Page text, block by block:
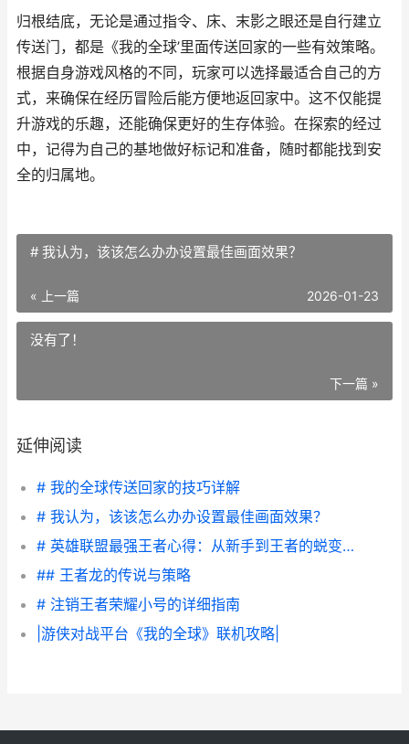
归根结底，无论是通过指令、床、末影之眼还是自行建立
传送门，都是《我的全球’里面传送回家的一些有效策略。
根据自身游戏风格的不同，玩家可以选择最适合自己的方
式，来确保在经历冒险后能方便地返回家中。这不仅能提
升游戏的乐趣，还能确保更好的生存体验。在探索的经过
中，记得为自己的基地做好标记和准备，随时都能找到安
全的归属地。
# 我认为，该该怎么办办设置最佳画面效果？
« 上一篇 2026-01-23
没有了！
下一篇 »
延伸阅读
# 我的全球传送回家的技巧详解
# 我认为，该该怎么办办设置最佳画面效果？
# 英雄联盟最强王者心得：从新手到王者的蜕变之路
## 王者龙的传说与策略
# 注销王者荣耀小号的详细指南
|游侠对战平台《我的全球》联机攻略|